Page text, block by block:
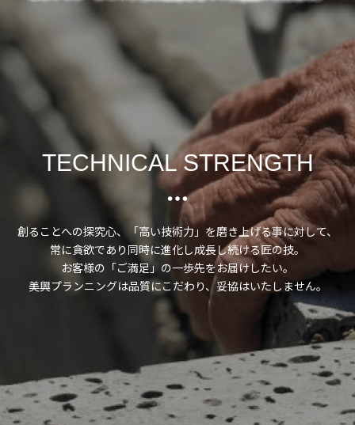
TECHNICAL STRENGTH
創ることへの探究心、「高い技術力」を磨き上げる事に対して、
常に貪欲であり同時に進化し成長し続ける匠の技。
お客様の「ご満足」の一歩先をお届けしたい。
美興プランニングは品質にこだわり、妥協はいたしません。